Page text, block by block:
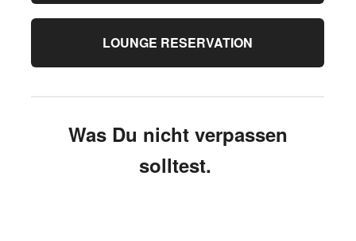
LOUNGE RESERVATION
Was Du nicht verpassen
solltest.